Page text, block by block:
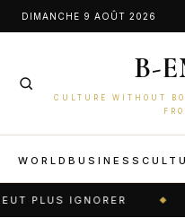
AllerDIMANCHE 9 AOÛT 2026
B-
CULTURE WITHOUT
WORLD BUSINESS
IGNORER